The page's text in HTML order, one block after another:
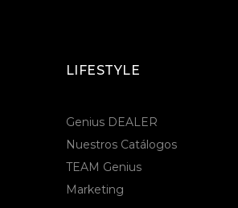
LIFESTYLE
Genius DEALER
Nuestros Catálogos
TEAM Genius
Marketing